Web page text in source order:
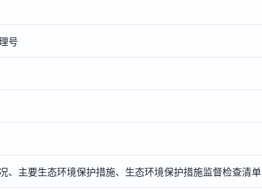
号
、主要生态环境保护措施、生态环境保护措施监督检查清单